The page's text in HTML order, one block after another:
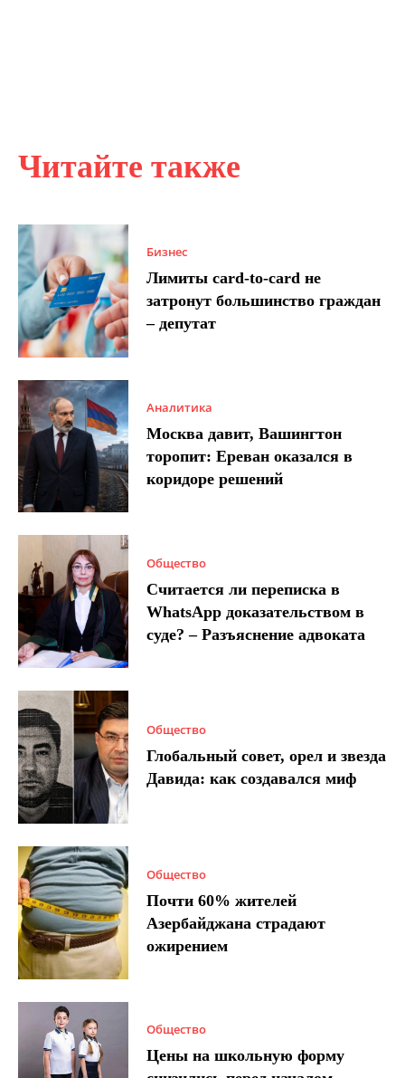
Читайте также
Бизнес
Лимиты card-to-card не
затронут большинство граждан
– депутат
Аналитика
Москва давит, Вашингтон
торопит: Ереван оказался в
коридоре решений
Общество
Считается ли переписка в
WhatsApp доказательством в
суде? – Разъяснение адвоката
Общество
Глобальный совет, орел и звезда
Давида: как создавался миф
Общество
Почти 60% жителей
Азербайджана страдают
ожирением
Общество
Цены на школьную форму